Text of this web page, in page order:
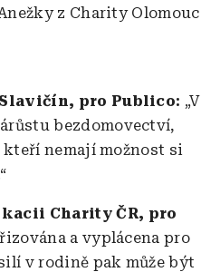
z Charity Olomouc
pro Publico: „V
bezdomovectví,
nemají možnost si
Charity ČR, pro
a vyplácena pro
v rodině pak může být